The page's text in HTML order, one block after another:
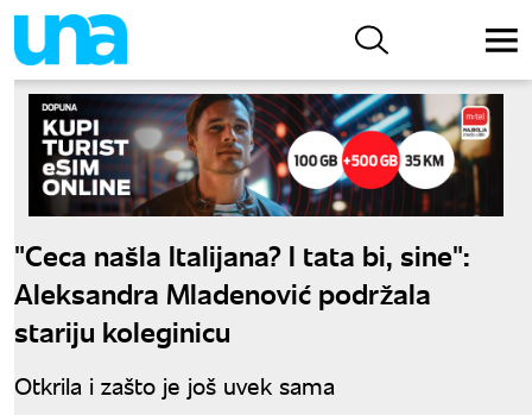
"Ceca našla Italijana? I tata bi, sine":
Aleksandra Mladenović podržala
stariju koleginicu
Otkrila i zašto je još uvek sama